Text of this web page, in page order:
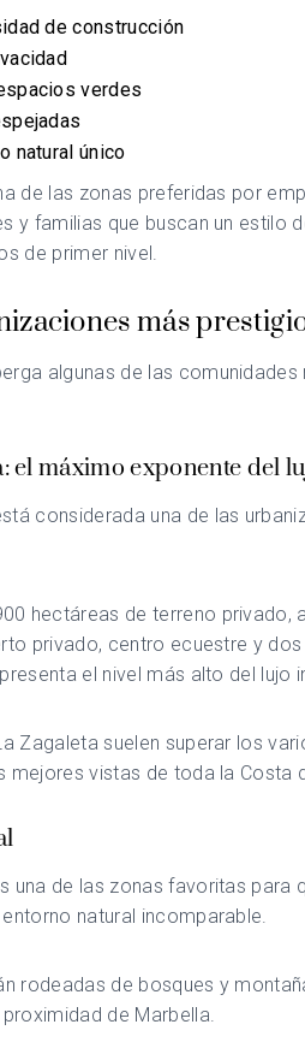
de construcción
verdes
natural único
de las zonas preferidas por
y familias que buscan un estilo
de primer nivel.
más
algunas de las
el máximo exponente del
considerada una de las
hectáreas de terreno privado,
privado, centro ecuestre y
el nivel más alto del lujo
Zagaleta suelen superar los
mejores vistas de toda la Costa
una de las zonas favoritas para
natural incomparable.
rodeadas de bosques y
de Marbella.